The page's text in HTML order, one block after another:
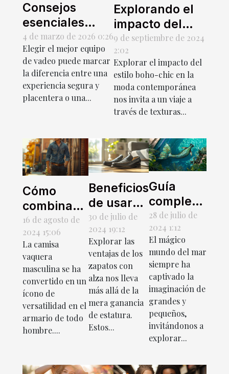
Consejos
esenciales
para elegir el
mejor equipo
de vadeo
4 de marzo de 2026 0:26
Elegir el mejor equipo
de vadeo puede marcar
la diferencia entre una
experiencia segura y
placentera o una...
Explorando el
impacto del
estilo boho-
chic en la moda
contemporánea
9 de septiembre de 2024
2:02
Explorar el impacto del
estilo boho-chic en la
moda contemporánea
nos invita a un viaje a
través de texturas...
Cómo
combinar
camisas
vaqueras
masculinas
para
diferentes
ocasiones
16 de agosto de
2024 15:06
La camisa
vaquera
masculina se ha
convertido en un
ícono de
versatilidad en el
armario de todo
hombre....
Beneficios
de usar
zapatos
con alza:
más que
altura
30 de julio de
2024 19:12
Explorar las
ventajas de los
zapatos con
alza nos lleva
más allá de la
mera ganancia
de estatura.
Estos...
Guía
completa
para
elegir tu
primera
cola de
sirena
para
natación
28 de julio de
2024 1:12
El mágico
mundo del mar
siempre ha
captivado la
imaginación de
grandes y
pequeños,
invitándonos a
explorar...